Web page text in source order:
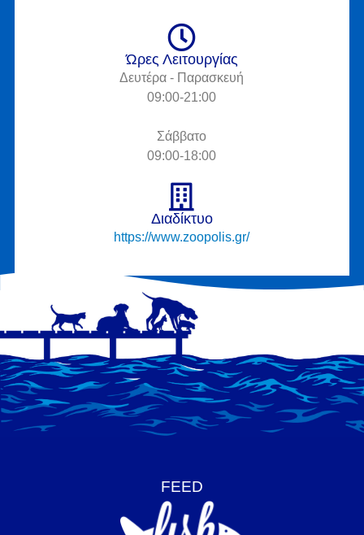
Ώρες Λειτουργίας
Δευτέρα - Παρασκευή
09:00-21:00
Σάββατο
09:00-18:00
Διαδίκτυο
https://www.zoopolis.gr/